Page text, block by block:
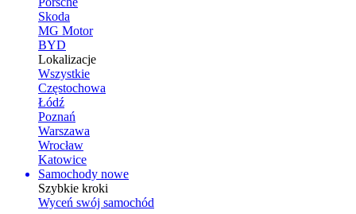
Skoda
MG Motor
BYD
Lokalizacje
Wszystkie
Częstochowa
Łódź
Poznań
Warszawa
Wrocław
Katowice
Samochody nowe
Szybkie kroki
Wyceń swój samochód